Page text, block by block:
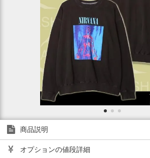
商品説明
オプションの値段詳細